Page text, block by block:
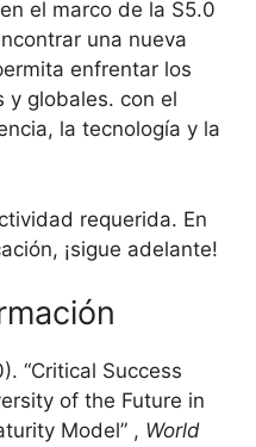
el marco de la S5.0
una nueva
enfrentar los
y globales. con el
la tecnología y la
requerida. En
¡sigue adelante!
“Critical Success
of the Future in
Model” , World